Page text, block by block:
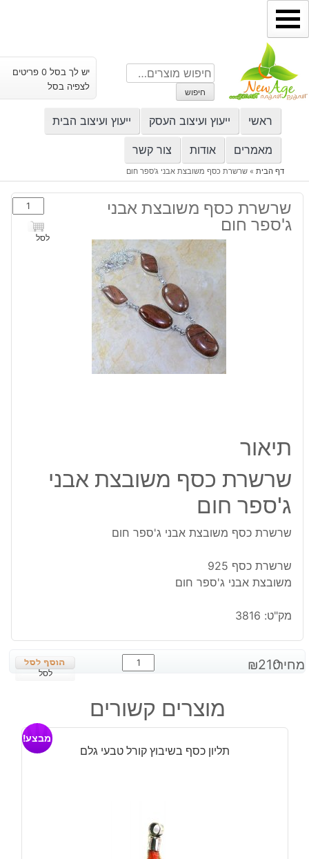
דילוג
לתוכן
חיפוש
עבור:
חיפוש
יש לך בסל 0 פריטים
לצפיה בסל
ראשי ייעוץ ועיצוב העסק ייעוץ ועיצוב הבית
מאמרים אודות צור קשר
דף הבית» שרשרת כסף משובצת אבני ג'ספר חום
שרשרת כסף משובצת אבני
ג'ספר חום
כמות
של
שרשרת
לסל
תיאור
שרשרת כסף משובצת אבני
ג'ספר חום
שרשרת כסף משובצת אבני ג'ספר חום
שרשרת כסף 925
משובצת אבני ג'ספר חום
מק"ט: 3816
מחיר: ₪210
כמות
של
כסף
משובצת
ג'ספר
לסל
מוצרים קשורים
תליון כסף בשיבוץ קורל טבעי גלם
מבצע!